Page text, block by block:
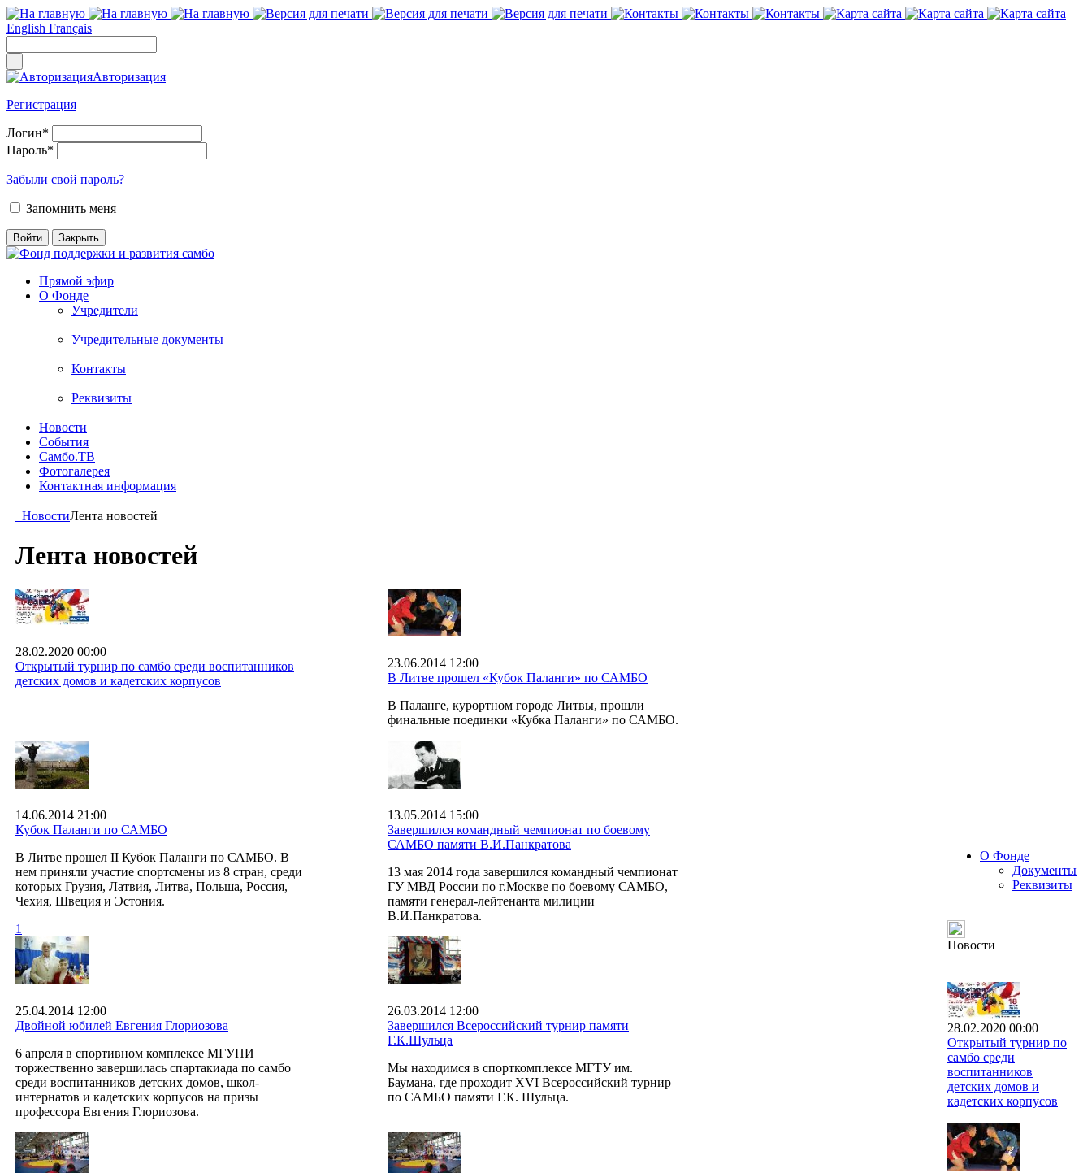
English Français
Авторизация
Регистрация
Логин*
Пароль*
Забыли свой пароль?
Запомнить меня
Прямой эфир
О Фонде
Учредители
Учредительные документы
Контакты
Реквизиты
Новости
События
Самбо.ТВ
Фотогалерея
Контактная информация
НовостиЛента новостей
Лента новостей
28.02.2020 00:00
Открытый турнир по самбо среди воспитанников
детских домов и кадетских корпусов
23.06.2014 12:00
В Литве прошел «Кубок Паланги» по САМБО
В Паланге, курортном городе Литвы, прошли
финальные поединки «Кубка Паланги» по САМБО.
14.06.2014 21:00
Кубок Паланги по САМБО
В Литве прошел II Кубок Паланги по САМБО. В
нем приняли участие спортсмены из 8 стран, среди
которых Грузия, Латвия, Литва, Польша, Россия,
Чехия, Швеция и Эстония.
1
13.05.2014 15:00
Завершился командный чемпионат по боевому
САМБО памяти В.И.Панкратова
13 мая 2014 года завершился командный чемпионат
ГУ МВД России по г.Москве по боевому САМБО,
памяти генерал-лейтенанта милиции
В.И.Панкратова.
25.04.2014 12:00
Двойной юбилей Евгения Глориозова
6 апреля в спортивном комплексе МГУПИ
торжественно завершилась спартакиада по самбо
среди воспитанников детских домов, школ-
интернатов и кадетских корпусов на призы
профессора Евгения Глориозова.
26.03.2014 12:00
Завершился Всероссийский турнир памяти
Г.К.Шульца
Мы находимся в спорткомплексе МГТУ им.
Баумана, где проходит XVI Всероссийский турнир
по САМБО памяти Г.К. Шульца.
О Фонде
Документы
Реквизиты
Новости
28.02.2020 00:00
Открытый турнир по
самбо среди
воспитанников
детских домов и
кадетских корпусов